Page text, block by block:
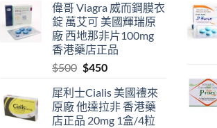
偉哥 Viagra 威而鋼膜衣
錠 萬艾可 美國輝瑞原
廠 西地那非片100mg
香港藥店正品
$500 Original
was:
$500.
$450Current
is:
$450.
犀利士Cialis 美國禮來
原廠 他達拉非 香港藥
店正品 20mg 1盒/4粒